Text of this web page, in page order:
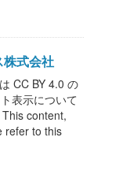
株式会社
CC BY 4.0 の
表示について
content,
refer to this